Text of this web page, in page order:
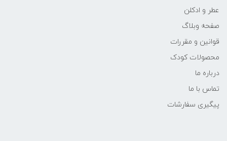
عطر و ادکلن
صفحه وبلاگ
قوانین و مقررات
محصولات کودک
درباره ما
تماس با ما
پیگیری سفارشات